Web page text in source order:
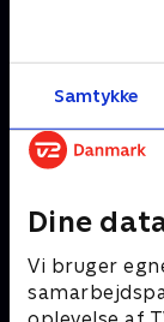
Samtykke
Dine
Vi bruger